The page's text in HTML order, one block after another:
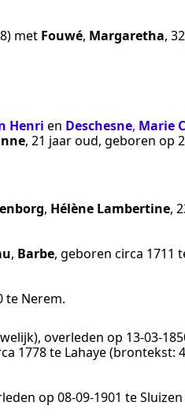
) met Fouwé, Margaretha,
Henri en Deschesne, Marie
, 21 jaar oud, geboren op
, Hélène Lambertine,
, Barbe, geboren circa 1711
te Nerem.
), overleden op
1778te Lahaye(brontekst:
op 08‑09‑1901 teSluizen